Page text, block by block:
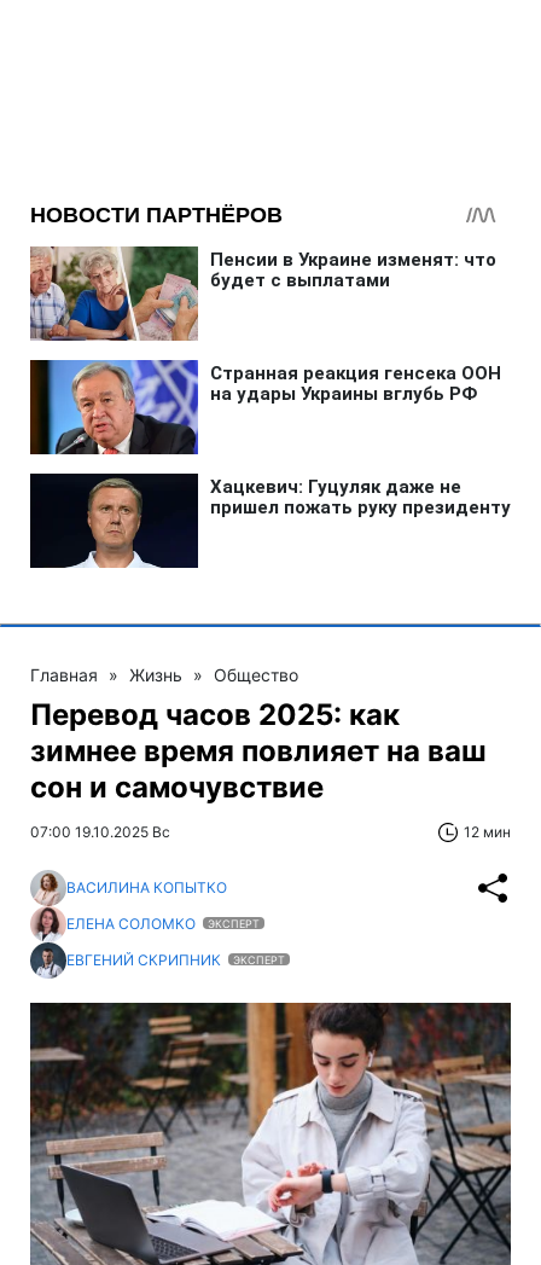
Главная » Жизнь » Общество
Перевод часов 2025: как
зимнее время повлияет на ваш
сон и самочувствие
07:00 19.10.2025 Вс 12 мин
ВАСИЛИНА КОПЫТКО
ЕЛЕНА СОЛОМКО
ЭКСПЕРТ
ЕВГЕНИЙ СКРИПНИК ЭКСПЕРТ